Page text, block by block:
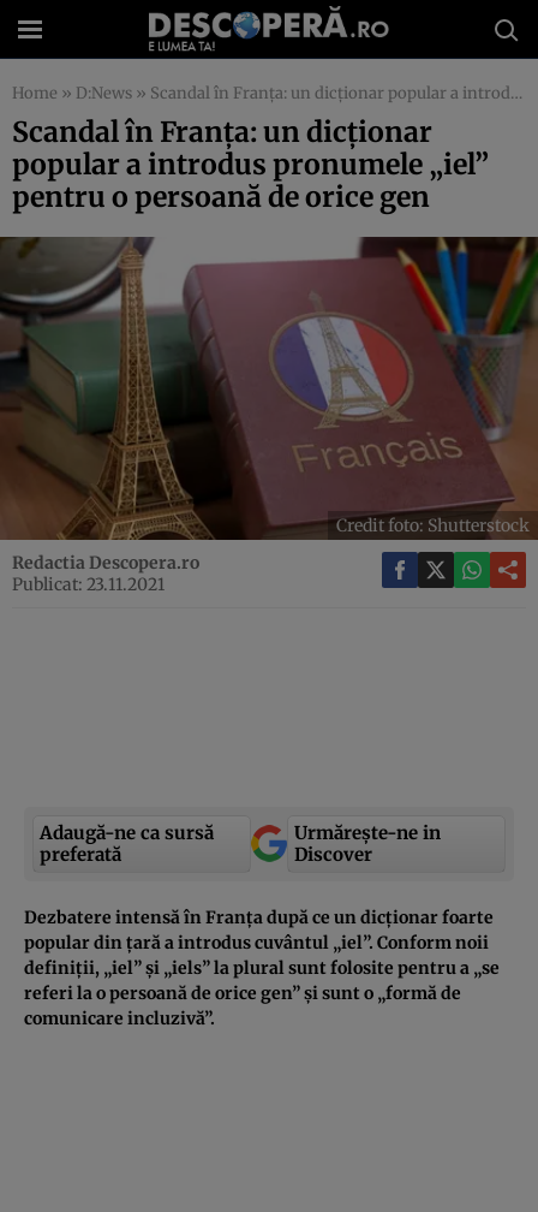
Home » D:News » Scandal în Franţa: un dicţionar popular a introdus pronumele „iel” pentru o persoană de orice gen
Scandal în Franţa: un dicţionar
popular a introdus pronumele „iel”
pentru o persoană de orice gen
Credit foto: Shutterstock
Redactia Descopera.ro
Publicat: 23.11.2021
Adaugă-ne ca sursă
preferată
Urmărește-ne in
Discover
Dezbatere intensă în Franţa după ce un dicţionar foarte
popular din ţară a introdus cuvântul „iel”. Conform noii
definiţii, „iel” şi „iels” la plural sunt folosite pentru a „se
referi la o persoană de orice gen” şi sunt o „formă de
comunicare incluzivă”.